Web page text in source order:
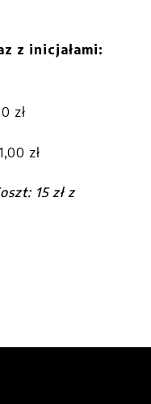
z inicjałami:
zł
zł
15 zł z